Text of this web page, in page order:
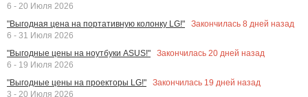
6 - 20 Июля 2026
"Выгодная цена на портативную колонку LG!"
Закончилась 8 дней назад
6 - 31 Июля 2026
"Выгодные цены на ноутбуки ASUS!"
Закончилась 20 дней назад
6 - 19 Июля 2026
"Выгодные цены на проекторы LG!"
Закончилась 19 дней назад
3 - 20 Июля 2026